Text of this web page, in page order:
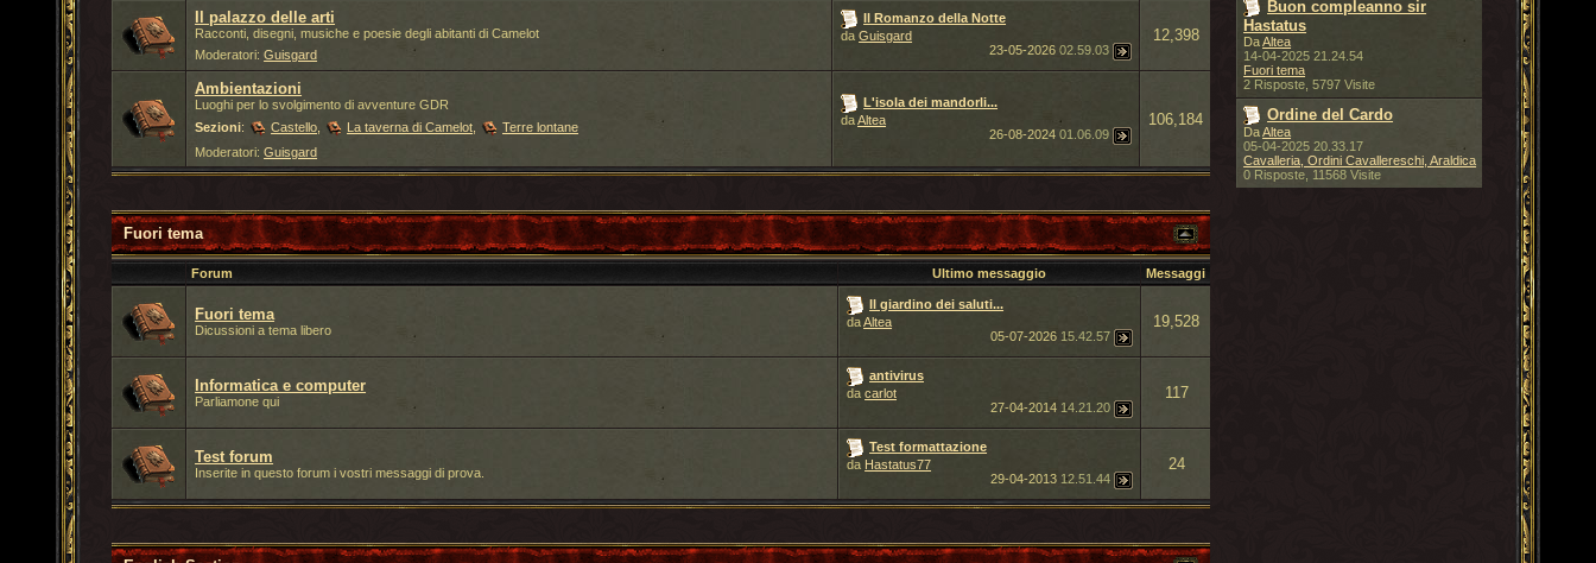
Il palazzo delle arti
Racconti, disegni, musiche e poesie degli abitanti di Camelot
Moderatori:Guisgard
Il Romanzo della Notte
daGuisgard
23-05-202602.59.03
12,398
Ambientazioni
Luoghi per lo svolgimento di avventure GDR
Sezioni: Castello La taverna di Camelot
Terre lontane
Moderatori:Guisgard
L'isola dei mandorli...
daAltea
26-08-202401.06.09
106,184
Fuori tema
Forum Ultimo messaggio Messaggi
Fuori tema
Dicussioni a tema libero
Il giardino dei saluti...
daAltea
05-07-2026 15.42.57
19,528
Informatica e computer
Parliamone qui
antivirus
dacarlot
27-04-2014 14.21.20
117
Test forum
Inserite in questo forum i vostri messaggi di prova.
Test formattazione
da Hastatus77
29-04-2013 12.51.44
24
Buon compleanno sir
Hastatus
DaAltea
14-04-2025 21.24.54
Fuori tema
2 Risposte, 5797 Visite
Ordine del Cardo
DaAltea
05-04-2025 20.33.17
Cavalleria, Ordini Cavallereschi, Araldica
0 Risposte, 11568 Visite